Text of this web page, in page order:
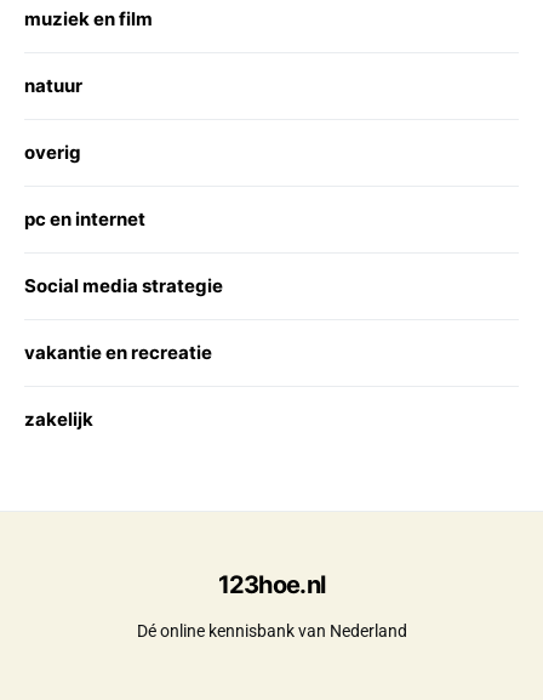
muziek en film
natuur
overig
pc en internet
Social media strategie
vakantie en recreatie
zakelijk
123hoe.nl
Dé online kennisbank van Nederland